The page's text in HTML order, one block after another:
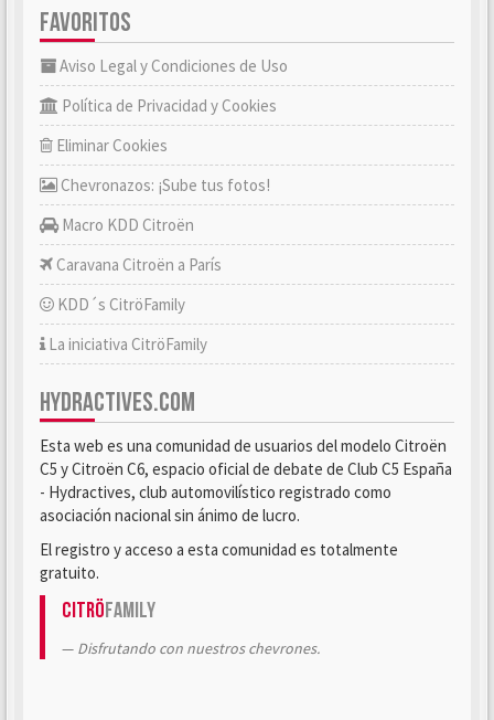
FAVORITOS
Aviso Legal y Condiciones de Uso
Política de Privacidad y Cookies
Eliminar Cookies
Chevronazos: ¡Sube tus fotos!
Macro KDD Citroën
Caravana Citroën a París
KDD´s CitröFamily
La iniciativa CitröFamily
HYDRACTIVES.COM
Esta web es una comunidad de usuarios del modelo Citroën
C5 y Citroën C6, espacio oficial de debate de Club C5 España
- Hydractives, club automovilístico registrado como
asociación nacional sin ánimo de lucro.
El registro y acceso a esta comunidad es totalmente
gratuito.
CitröFamily
Disfrutando con nuestros chevrones.